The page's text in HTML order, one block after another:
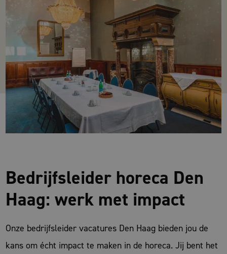
Bedrijfsleider horeca Den
Haag: werk met impact
Onze bedrijfsleider vacatures Den Haag bieden jou de
kans om écht impact te maken in de horeca. Jij bent het